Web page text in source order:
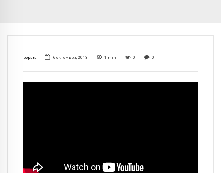
popara 6 октомври, 2013 1 min 0 0